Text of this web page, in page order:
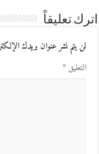
اترك تعليقاً
لن يتم نشر عنوان بريدك
التعليق*